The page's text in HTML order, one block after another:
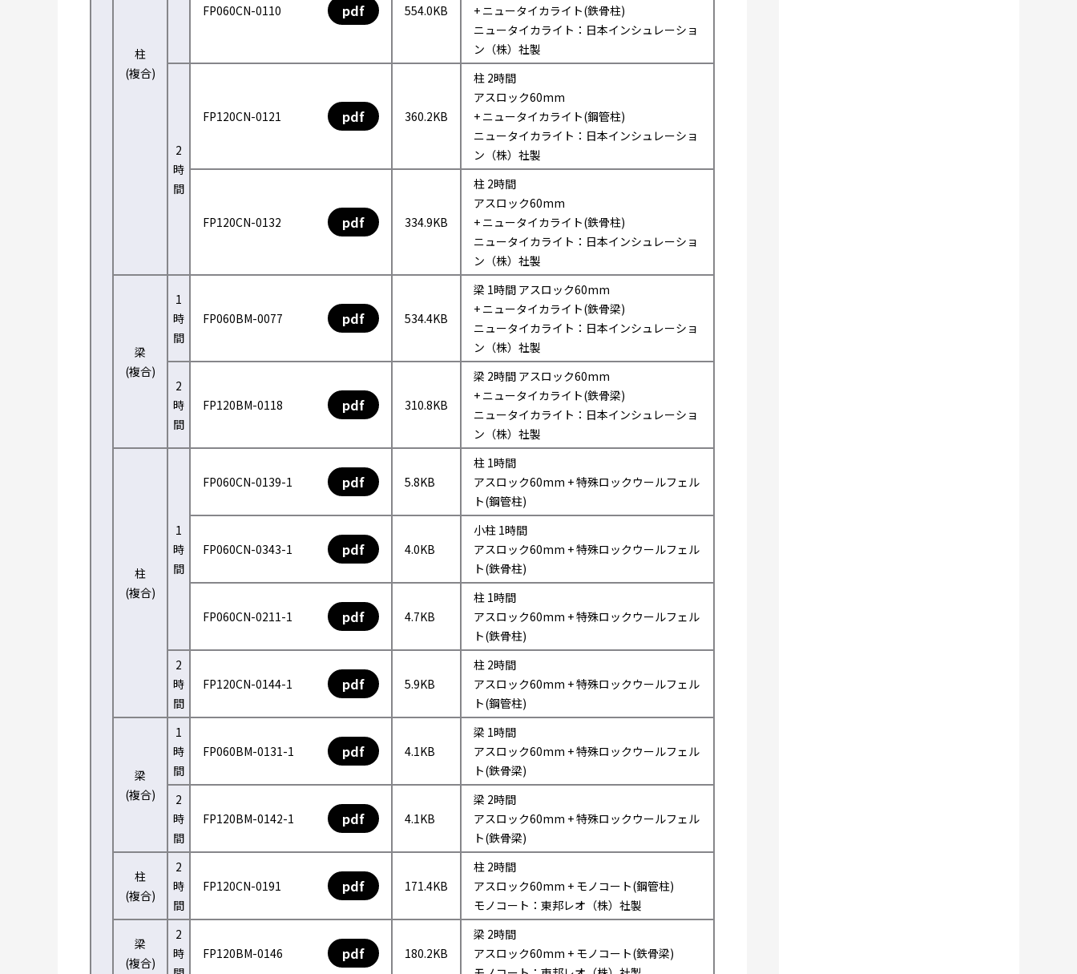
柱
(複合)
FP060CN-0110 pdf 554.0KB
+ ニュータイカライト(鉄骨柱)
ニュータイカライト：日本インシュレーショ
ン（株）社製
2
時
間
FP120CN-0121 pdf 360.2KB
柱 2時間
アスロック60mm
+ ニュータイカライト(鋼管柱)
ニュータイカライト：日本インシュレーショ
ン（株）社製
FP120CN-0132 pdf 334.9KB
柱 2時間
アスロック60mm
+ ニュータイカライト(鉄骨柱)
ニュータイカライト：日本インシュレーショ
ン（株）社製
梁
(複合)
1
時
間
FP060BM-0077 pdf 534.4KB
梁 1時間 アスロック60mm
+ ニュータイカライト(鉄骨梁)
ニュータイカライト：日本インシュレーショ
ン（株）社製
2
時
間
FP120BM-0118 pdf 310.8KB
梁 2時間 アスロック60mm
+ ニュータイカライト(鉄骨梁)
ニュータイカライト：日本インシュレーショ
ン（株）社製
柱
(複合)
1
時
間
FP060CN-0139-1 pdf 5.8KB
柱 1時間
アスロック60mm + 特殊ロックウールフェル
ト(鋼管柱)
FP060CN-0343-1 pdf 4.0KB
小柱 1時間
アスロック60mm + 特殊ロックウールフェル
ト(鉄骨柱)
FP060CN-0211-1 pdf 4.7KB
柱 1時間
アスロック60mm + 特殊ロックウールフェル
ト(鉄骨柱)
2
時
間
FP120CN-0144-1 pdf 5.9KB
柱 2時間
アスロック60mm + 特殊ロックウールフェル
ト(鋼管柱)
梁
(複合)
1
時
間
FP060BM-0131-1 pdf 4.1KB
梁 1時間
アスロック60mm + 特殊ロックウールフェル
ト(鉄骨梁)
2
時
間
FP120BM-0142-1 pdf 4.1KB
梁 2時間
アスロック60mm + 特殊ロックウールフェル
ト(鉄骨梁)
柱
(複合)
2
時
間
FP120CN-0191 pdf 171.4KB
柱 2時間
アスロック60mm + モノコート(鋼管柱)
モノコート：東邦レオ（株）社製
梁
(複合)
2
時
FP120BM-0146 pdf 180.2KB
梁 2時間
アスロック60mm + モノコート(鉄骨梁)